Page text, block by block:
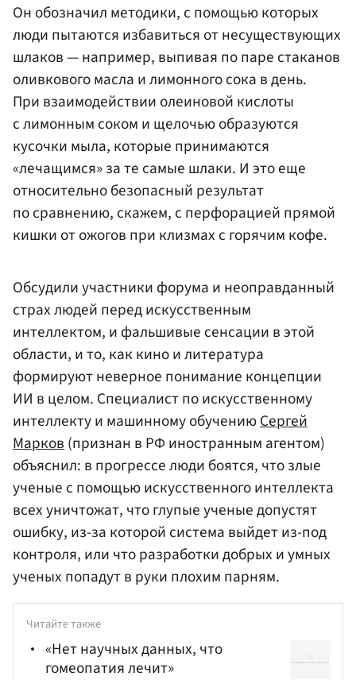
Он обозначил методики, с помощью которых
люди пытаются избавиться от несуществующих
шлаков — например, выпивая по паре стаканов
оливкового масла и лимонного сока в день.
При взаимодействии олеиновой кислоты
с лимонным соком и щелочью образуются
кусочки мыла, которые принимаются
«лечащимся» за те самые шлаки. И это еще
относительно безопасный результат
по сравнению, скажем, с перфорацией прямой
кишки от ожогов при клизмах с горячим кофе.
Обсудили участники форума и неоправданный
страх людей перед искусственным
интеллектом, и фальшивые сенсации в этой
области, и то, как кино и литература
формируют неверное понимание концепции
ИИ в целом. Специалист по искусственному
интеллекту и машинному обучениюСергей
Марков(признан в РФ иностранным агентом)
объяснил: в прогрессе люди боятся, что злые
ученые с помощью искусственного интеллекта
всех уничтожат, что глупые ученые допустят
ошибку, из-за которой система выйдет из-под
контроля, или что разработки добрых и умных
ученых попадут в руки плохим парням.
Читайте также
«Нет научных данных, что
гомеопатия лечит»